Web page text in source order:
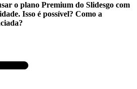
o plano Premium do Slidesgo com
Isso é possível? Como a